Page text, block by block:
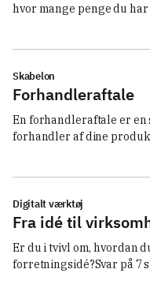
hvor mange penge du
Skabelon
Forhandleraftale
En forhandleraftale er
forhandler af dine
Digitalt værktøj
Fra idé til
Er du i tvivl om, hvordan
forretningsidé?Svar på 7